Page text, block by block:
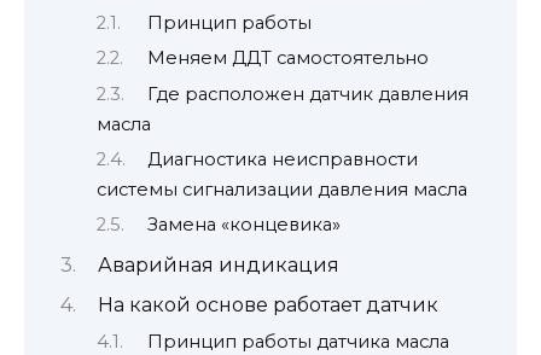
Принцип работы
Меняем ДДТ самостоятельно
Где расположен датчик давления
масла
Диагностика неисправности
системы сигнализации давления масла
Замена «концевика»
Аварийная индикация
На какой основе работает датчик
Принцип работы датчика масла